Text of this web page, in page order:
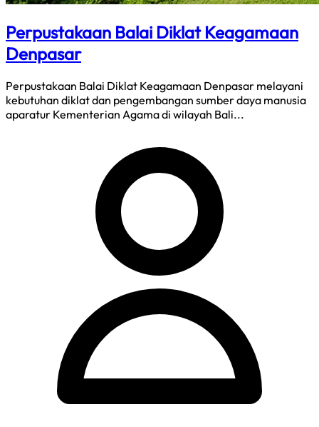
Perpustakaan Balai Diklat Keagamaan
Denpasar
Perpustakaan Balai Diklat Keagamaan Denpasar melayani
kebutuhan diklat dan pengembangan sumber daya manusia
aparatur Kementerian Agama di wilayah Bali...